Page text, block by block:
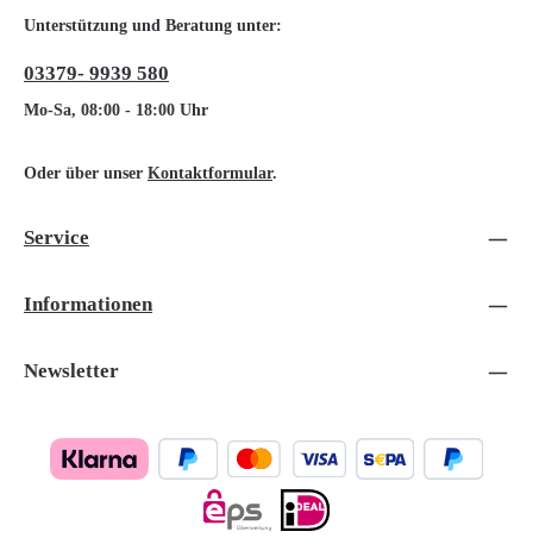
Unterstützung und Beratung unter:
03379- 9939 580
Mo-Sa, 08:00 - 18:00 Uhr
Oder über unser Kontaktformular.
Service
Informationen
Newsletter